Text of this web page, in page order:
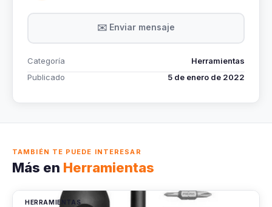
✉️ Enviar mensaje
Categoría
Herramientas
Publicado
5 de enero de 2022
TAMBIÉN TE PUEDE INTERESAR
Más en Herramientas
HERRAMIENTAS